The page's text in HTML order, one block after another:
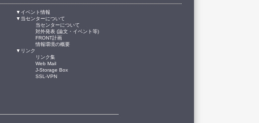
▼イベント情報
▼当センターについて
当センターについて
対外発表 (論文・イベント等)
FRONT計画
情報環境の概要
▼リンク
リンク集
Web Mail
J-Storage Box
SSL-VPN